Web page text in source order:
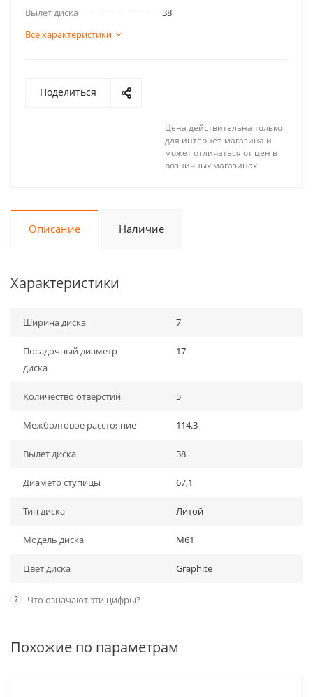
Вылет диска
38
Все характеристики
Поделиться
Цена действительна только
для интернет-магазина и
может отличаться от цен в
розничных магазинах
Описание Наличие
Характеристики
Ширина диска 7
Посадочный диаметр
диска
17
Количество отверстий 5
Межболтовое расстояние 114.3
Вылет диска 38
Диаметр ступицы 67,1
Тип диска Литой
Модель диска M61
Цвет диска Graphite
? Что означают эти цифры?
Похожие по параметрам